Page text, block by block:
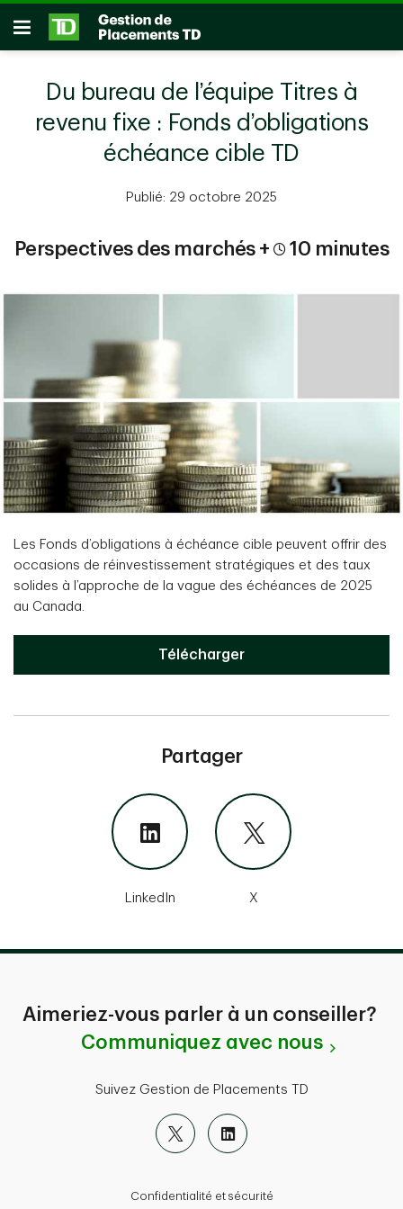
Passer au contenu principal
Ouvrir
Du bureau de l’équipe Titres à
revenu fixe : Fonds d’obligations
échéance cible TD
Publié: 29 octobre 2025
Perspectives des marchés + 10 minutes
Les Fonds d’obligations à échéance cible peuvent offrir des
occasions de réinvestissement stratégiques et des taux
solides à l’approche de la vague des échéances de 2025
au Canada.
Télécharger
Partager
LinkedIn X
Aimeriez-vous parler à un conseiller?
Communiquez avec nous
Suivez Gestion de Placements TD
Confidentialité et sécurité